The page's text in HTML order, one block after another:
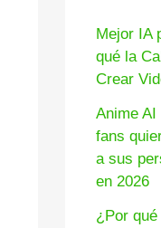
Mejor IA
qué la
Crear
Anime
fans
a sus
en 2026
¿Por